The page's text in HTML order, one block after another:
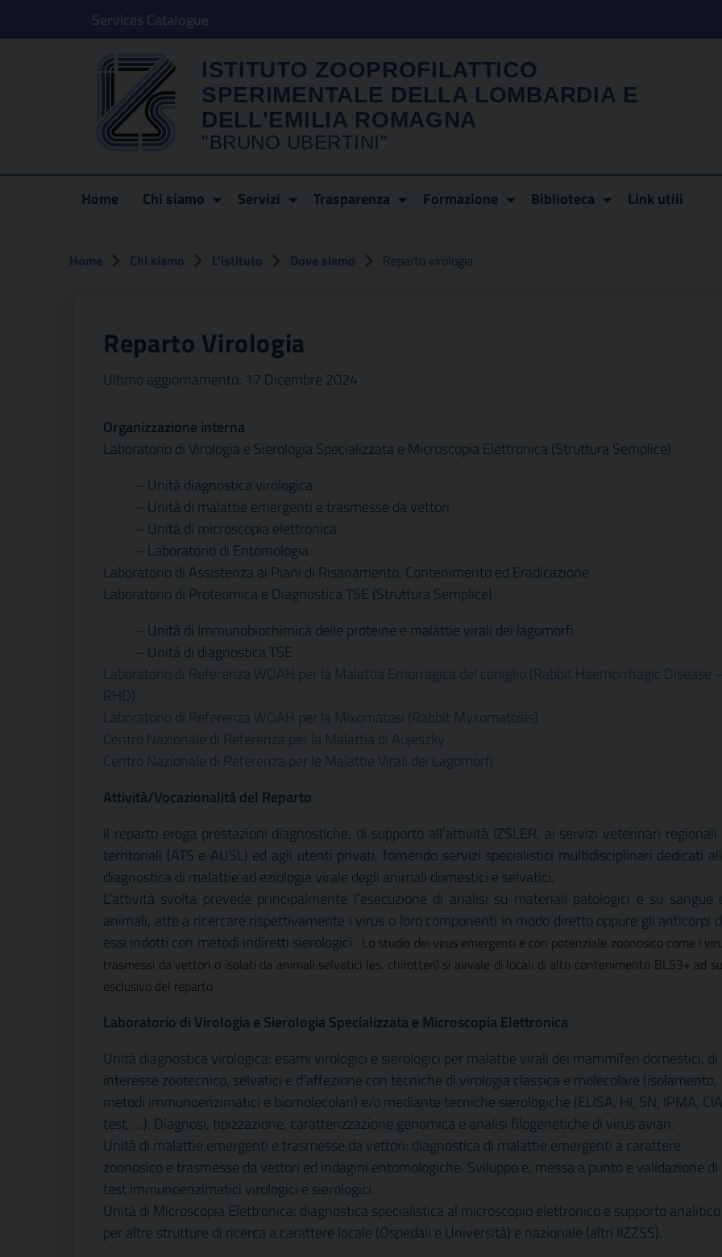
Services Catalogue
ISTITUTO ZOOPROFILATTICO
SPERIMENTALE DELLA LOMBARDIA E
DELL'EMILIA ROMAGNA
"BRUNO UBERTINI"
Home Chi siamo Servizi Trasparenza Formazione Biblioteca Link utili
Home Chi siamo L’istituto Dove siamo Reparto virologia
Reparto Virologia
Ultimo aggiornamento: 17 Dicembre 2024
Organizzazione interna
Laboratorio di Virologia e Sierologia Specializzata e Microscopia Elettronica (Struttura Semplice)
– Unità diagnostica virologica
– Unità di malattie emergenti e trasmesse da vettori
– Unità di microscopia elettronica
– Laboratorio di Entomologia
Laboratorio di Assistenza ai Piani di Risanamento, Contenimento ed Eradicazione
Laboratorio di Proteomica e Diagnostica TSE (Struttura Semplice)
– Unità di Immunobiochimica delle proteine e malattie virali dei lagomorfi
– Unità di diagnostica TSE
Laboratorio di Referenza WOAH per la Malattia Emorragica del coniglio (Rabbit Haemorrhagic Disease
RHD)
Laboratorio di Referenza WOAH per la Mixomatosi (Rabbit Myxomatosis)
Centro Nazionale di Referenza per la Malattia di Aujeszky
Centro Nazionale di Referenza per le Malattie Virali dei Lagomorfi
Attività/Vocazionalità del Reparto
Il reparto eroga prestazioni diagnostiche, di supporto all’attività IZSLER, ai servizi veterinari regionali
territoriali (ATS e AUSL) ed agli utenti privati, fornendo servizi specialistici multidisciplinari dedicati
diagnostica di malattie ad eziologia virale degli animali domestici e selvatici.
L’attività svolta prevede principalmente l’esecuzione di analisi su materiali patologici e su sangue
animali, atte a ricercare rispettivamente i virus o loro componenti in modo diretto oppure gli anticorpi
essi indotti con metodi indiretti sierologici. Lo studio dei virus emergenti e con potenziale zoonosico come i
trasmessi da vettori o isolati da animali selvatici (es. chirotteri) si avvale di locali di alto contenimento BLS3+ ad
esclusivo del reparto
Laboratorio di Virologia e Sierologia Specializzata e Microscopia Elettronica
Unità diagnostica virologica: esami virologici e sierologici per malattie virali dei mammiferi domestici, di
interesse zootecnico, selvatici e d’affezione con tecniche di virologia classica e molecolare (isolamento,
metodi immunoenzimatici e biomolecolari) e/o mediante tecniche sierologiche (ELISA, HI, SN, IPMA, CIA
test, …). Diagnosi, tipizzazione, caratterizzazione genomica e analisi filogenetiche di virus aviari.
Unità di malattie emergenti e trasmesse da vettori: diagnostica di malattie emergenti a carattere
zoonosico e trasmesse da vettori ed indagini entomologiche. Sviluppo e, messa a punto e validazione di
test immunoenzimatici virologici e sierologici.
Unità di Microscopia Elettronica: diagnostica specialistica al microscopio elettronico e supporto analitico
per altre strutture di ricerca a carattere locale (Ospedali e Università) e nazionale (altri IIZZSS).